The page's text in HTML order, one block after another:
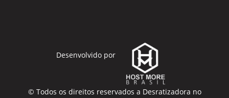
Desenvolvido por
© Todos os direitos reservados a Desratizadora no